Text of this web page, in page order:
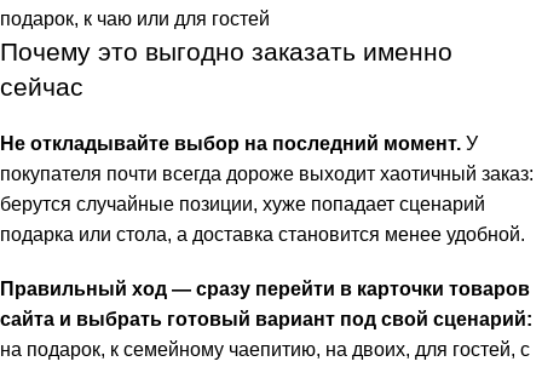
подарок, к чаю или для гостей
Почему это выгодно заказать именно
сейчас
Не откладывайте выбор на последний момент. У
покупателя почти всегда дороже выходит хаотичный заказ:
берутся случайные позиции, хуже попадает сценарий
подарка или стола, а доставка становится менее удобной.
Правильный ход — сразу перейти в карточки товаров
сайта и выбрать готовый вариант под свой сценарий:
на подарок, к семейному чаепитию, на двоих, для гостей, с